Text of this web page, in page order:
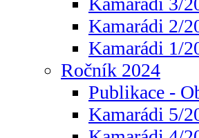
Kamarádi 2/
Kamarádi 1/
Ročník 2024
Publikace -
Kamarádi 5/